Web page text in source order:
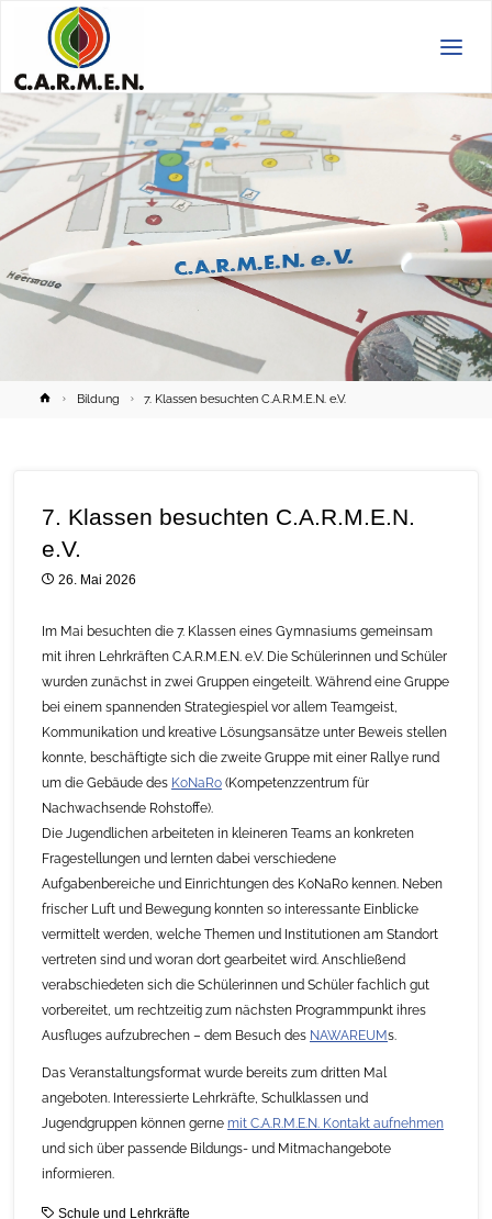
HomeBildung 7. Klassen besuchten C.A.R.M.E.N. e.V.
7. Klassen besuchten C.A.R.M.E.N.
e.V.
26. Mai 2026
Im Mai besuchten die 7. Klassen eines Gymnasiums gemeinsam
mit ihren Lehrkräften C.A.R.M.E.N. e.V. Die Schülerinnen und Schüler
wurden zunächst in zwei Gruppen eingeteilt. Während eine Gruppe
bei einem spannenden Strategiespiel vor allem Teamgeist,
Kommunikation und kreative Lösungsansätze unter Beweis stellen
konnte, beschäftigte sich die zweite Gruppe mit einer Rallye rund
um die Gebäude des KoNaRo (Kompetenzzentrum für
Nachwachsende Rohstoffe).
Die Jugendlichen arbeiteten in kleineren Teams an konkreten
Fragestellungen und lernten dabei verschiedene
Aufgabenbereiche und Einrichtungen des KoNaRo kennen. Neben
frischer Luft und Bewegung konnten so interessante Einblicke
vermittelt werden, welche Themen und Institutionen am Standort
vertreten sind und woran dort gearbeitet wird. Anschließend
verabschiedeten sich die Schülerinnen und Schüler fachlich gut
vorbereitet, um rechtzeitig zum nächsten Programmpunkt ihres
Ausfluges aufzubrechen – dem Besuch des NAWAREUMs.
Das Veranstaltungsformat wurde bereits zum dritten Mal
angeboten. Interessierte Lehrkräfte, Schulklassen und
Jugendgruppen können gerne mit C.A.R.M.E.N. Kontakt aufnehmen
und sich über passende Bildungs- und Mitmachangebote
informieren.
Schule und Lehrkräfte